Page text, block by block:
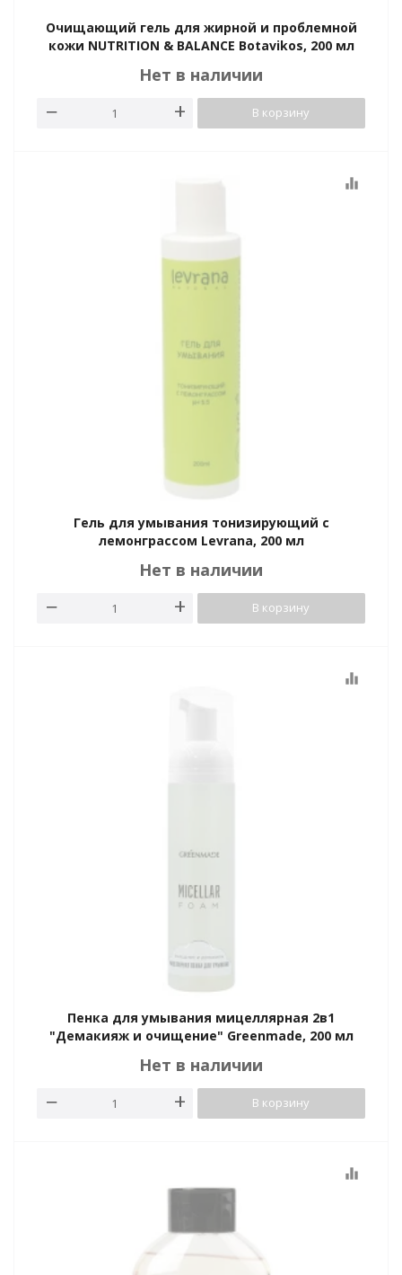
Очищающий гель для жирной и проблемной
кожи NUTRITION & BALANCE Botavikos, 200 мл
Нет в наличии
В корзину
equalizer
Гель для умывания тонизирующий с
лемонграссом Levrana, 200 мл
Нет в наличии
В корзину
equalizer
Пенка для умывания мицеллярная 2в1
"Демакияж и очищение" Greenmade, 200 мл
Нет в наличии
В корзину
equalizer